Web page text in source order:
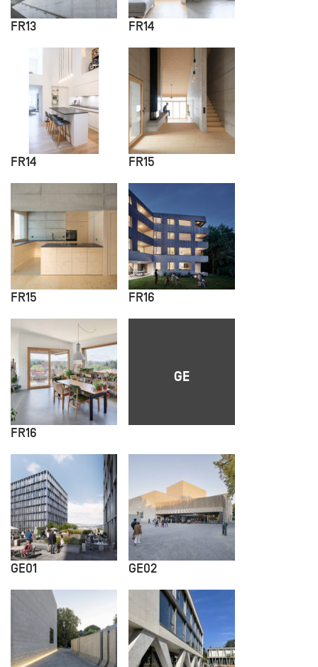
FR13 FR14
FR14 FR15
FR15 FR16
FR16
GE
GE01 GE02